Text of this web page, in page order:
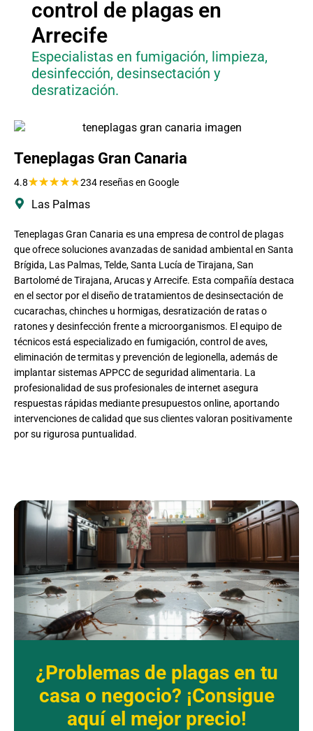
control de plagas en
Arrecife
Especialistas en fumigación, limpieza,
desinfección, desinsectación y
desratización.
Teneplagas Gran Canaria
4.8★★★★★234 reseñas en Google
Las Palmas
Teneplagas Gran Canaria es una empresa de control de plagas
que ofrece soluciones avanzadas de sanidad ambiental en Santa
Brígida, Las Palmas, Telde, Santa Lucía de Tirajana, San
Bartolomé de Tirajana, Arucas y Arrecife. Esta compañía destaca
en el sector por el diseño de tratamientos de desinsectación de
cucarachas, chinches u hormigas, desratización de ratas o
ratones y desinfección frente a microorganismos. El equipo de
técnicos está especializado en fumigación, control de aves,
eliminación de termitas y prevención de legionella, además de
implantar sistemas APPCC de seguridad alimentaria. La
profesionalidad de sus profesionales de internet asegura
respuestas rápidas mediante presupuestos online, aportando
intervenciones de calidad que sus clientes valoran positivamente
por su rigurosa puntualidad.
¿Problemas de plagas en tu
casa o negocio? ¡Consigue
aquí el mejor precio!